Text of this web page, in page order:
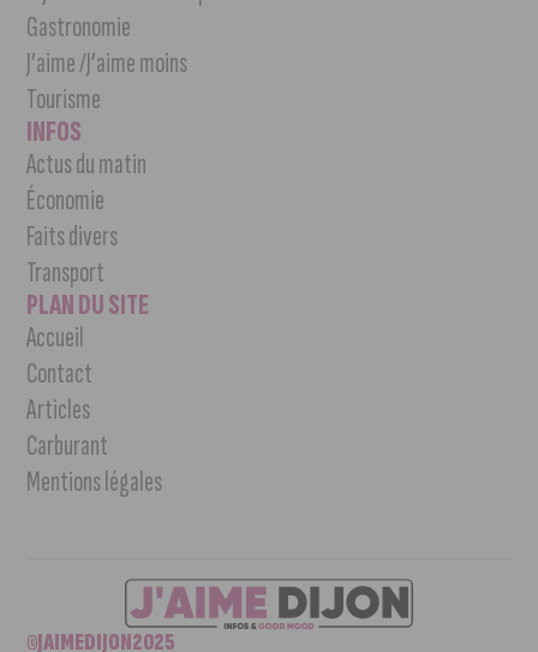
Gastronomie
J’aime /J’aime moins
Tourisme
INFOS
Actus du matin
Économie
Faits divers
Transport
PLAN DU SITE
Accueil
Contact
Articles
Carburant
Mentions légales
©JAIMEDIJON2025